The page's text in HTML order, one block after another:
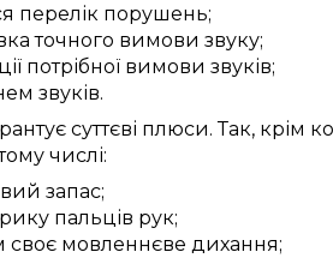
перелік порушень;
точного вимови звуку;
потрібної вимови звуків;
звуків.
суттєві плюси. Так, крім
числі:
запас;
пальців рук;
своє мовленнєве дихання;